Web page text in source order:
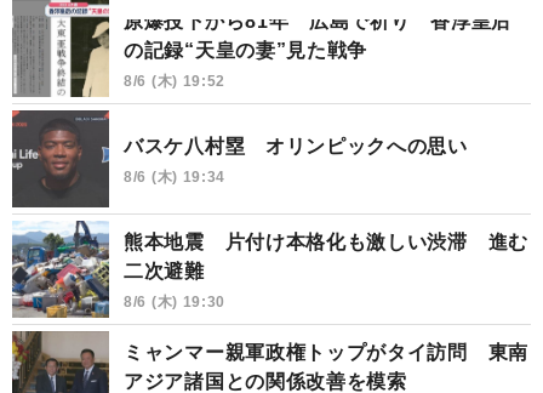
原爆投下から81年 広島で祈り 香淳皇后
の記録“天皇の妻”見た戦争
8/6 (木) 19:52
バスケ八村塁 オリンピックへの思い
8/6 (木) 19:34
熊本地震 片付け本格化も激しい渋滞 進む
二次避難
8/6 (木) 19:30
ミャンマー親軍政権トップがタイ訪問 東南
アジア諸国との関係改善を模索